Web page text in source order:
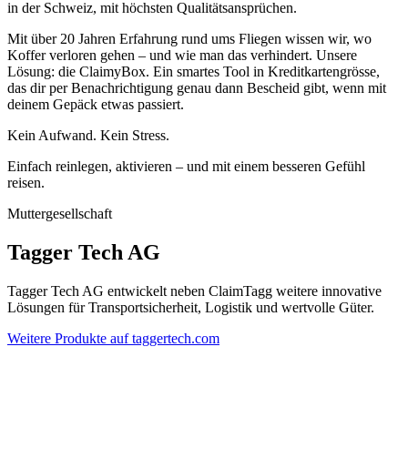
in der Schweiz, mit höchsten Qualitätsansprüchen.
Mit über 20 Jahren Erfahrung rund ums Fliegen wissen wir, wo
Koffer verloren gehen – und wie man das verhindert. Unsere
Lösung: die ClaimyBox. Ein smartes Tool in Kreditkartengrösse,
das dir per Benachrichtigung genau dann Bescheid gibt, wenn mit
deinem Gepäck etwas passiert.
Kein Aufwand. Kein Stress.
Einfach reinlegen, aktivieren – und mit einem besseren Gefühl
reisen.
Muttergesellschaft
Tagger Tech AG
Tagger Tech AG entwickelt neben ClaimTagg weitere innovative
Lösungen für Transportsicherheit, Logistik und wertvolle Güter.
Weitere Produkte auf taggertech.com